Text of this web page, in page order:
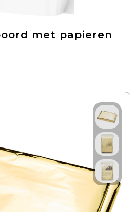
met papieren